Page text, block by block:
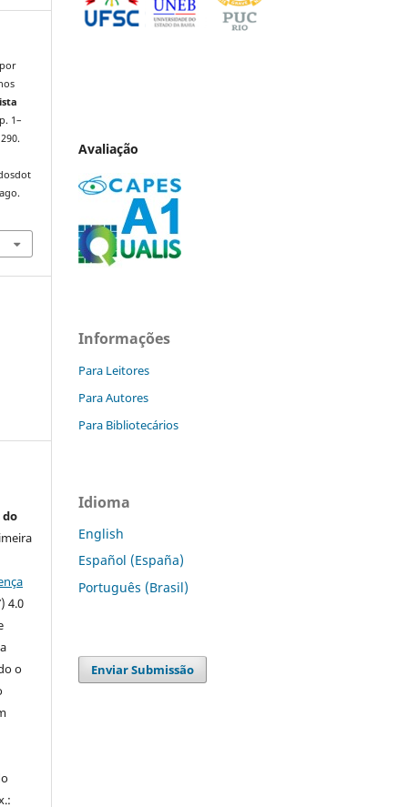
1–
do
4.0
o
Avaliação
Informações
Para Leitores
Para Autores
Para Bibliotecários
Idioma
English
Español (España)
Português (Brasil)
Enviar Submissão